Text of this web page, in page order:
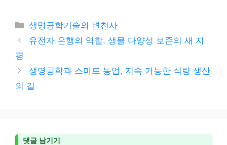
카
테
생명공학기술의 변천사
유전자 은행의 역할, 생물 다양성 보존의 새 지
평
생명공학과 스마트 농업, 지속 가능한 식량 생산
의 길
댓글 남기기